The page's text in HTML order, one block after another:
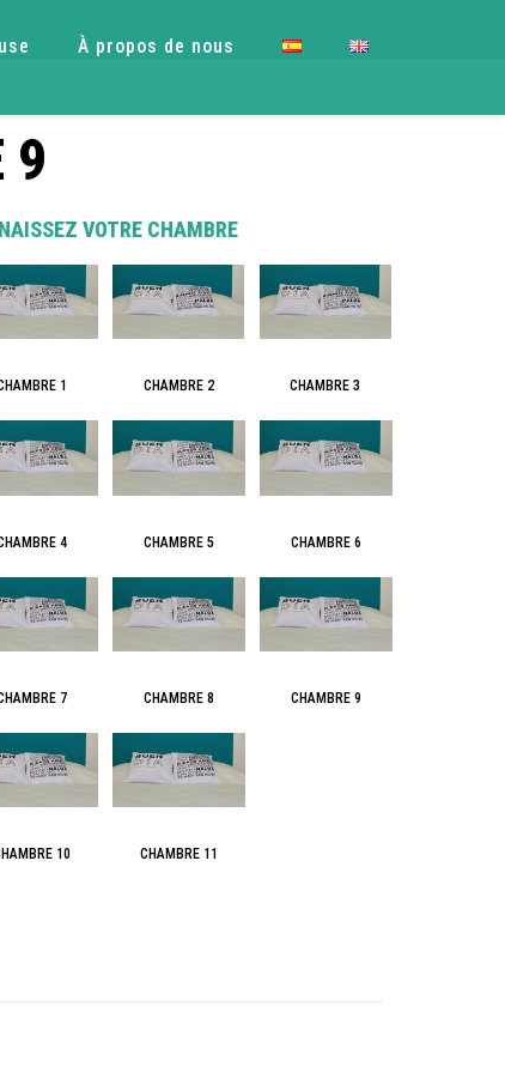
À propos de nous
9
VOTRE CHAMBRE
1 CHAMBRE 2 CHAMBRE 3
4 CHAMBRE 5 CHAMBRE 6
7 CHAMBRE 8 CHAMBRE 9
10 CHAMBRE 11